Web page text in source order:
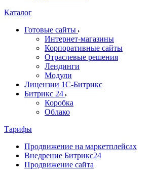
Каталог
Готовые сайты
Интернет-магазины
Корпоративные сайты
Отраслевые решения
Лендинги
Модули
Лицензии 1С-Битрикс
Битрикс 24
Коробка
Облако
Тарифы
Продвижение на маркетплейсах
Внедрение Битрикс24
Продвижение сайта